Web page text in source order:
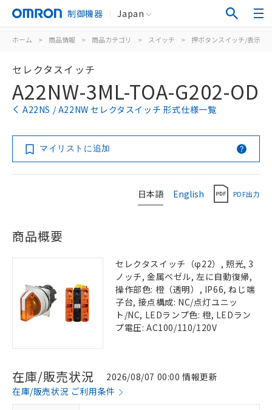
制御機器 Japan
ホーム > 商品情報 > 商品カテゴリ > スイッチ > 押ボタンスイッチ/表示灯
セレクタスイッチ
A22NW-3ML-TOA-G202-OD
A22NS / A22NW セレクタスイッチ 形式仕様一覧
マイリストに追加
日本語 English PDF出力
商品概要
セレクタスイッチ（φ22）, 照光, 3
ノッチ, 金属ベゼル, 左に自動復帰,
操作部色: 橙（透明）, IP66, ねじ端
子台, 接点構成: NC/点灯ユニッ
ト/NC, LEDランプ色: 橙, LEDラン
プ電圧: AC100/110/120V
在庫/販売状況
2026/08/07 00:00 情報更新
在庫/販売状況 ご利用条件